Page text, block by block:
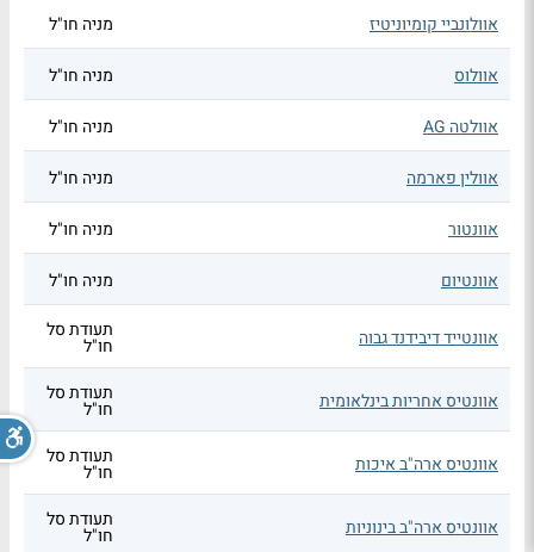
אוולונביי קומיוניטיז מניה חו"ל
אוולוס מניה חו"ל
אוולטה AG מניה חו"ל
אוולין פארמה מניה חו"ל
אוונטור מניה חו"ל
אוונטיום מניה חו"ל
אוונטייד דיבידנד גבוה תעודת סל
חו"ל
אוונטיס אחריות בינלאומית תעודת סל
חו"ל
אוונטיס ארה"ב איכות תעודת סל
חו"ל
אוונטיס ארה"ב בינוניות תעודת סל
חו"ל